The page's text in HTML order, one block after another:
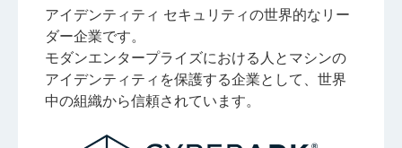
アイデンティティ セキュリティの世界的なリー
ダー企業です。
モダンエンタープライズにおける人とマシンの
アイデンティティを保護する企業として、世界
中の組織から信頼されています。